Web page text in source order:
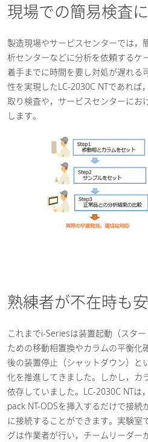
現場での簡易検査
製造現場やサービスセンターでは，
析センターなどに分析を依頼するケ
着手までに時間を要し対処が遅れる
性を実現したLC-2030C NTであれば
取り検査や，サービスセンターにお
します。
熟練者が不在時も
これまでi-Seriesは装置起動（スタ
ための移動相置換やカラムの平衡化
後の装置停止（シャットダウン）と
化を推進してきました。しかし，カ
依存していました。LC-2030C NTは
pack NT-ODSを挿入するだけで接
に接続することができます。実験室
グは作業者が行い，チームリーダー